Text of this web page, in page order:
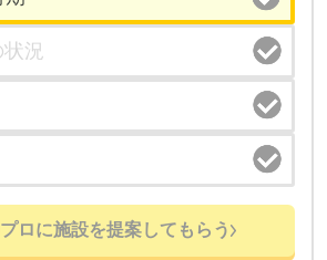
プロに施設を提案してもらう